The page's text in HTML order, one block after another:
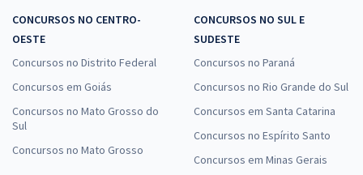
CONCURSOS NO CENTRO-
OESTE
Concursos no Distrito Federal
Concursos em Goiás
Concursos no Mato Grosso do
Sul
Concursos no Mato Grosso
CONCURSOS NO SUL E
SUDESTE
Concursos no Paraná
Concursos no Rio Grande do Sul
Concursos em Santa Catarina
Concursos no Espírito Santo
Concursos em Minas Gerais